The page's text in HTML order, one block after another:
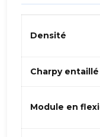
mécaniques
PC
Densité
Charpy entaillé
Module en